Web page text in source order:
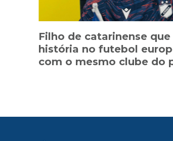
Filho de catarinense que
história no futebol
com o mesmo clube do